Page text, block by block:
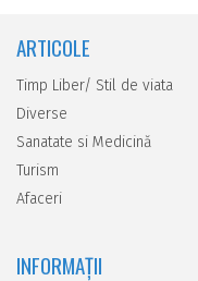
ARTICOLE
Timp Liber/ Stil de viata
Diverse
Sanatate si Medicină
Turism
Afaceri
INFORMAȚII